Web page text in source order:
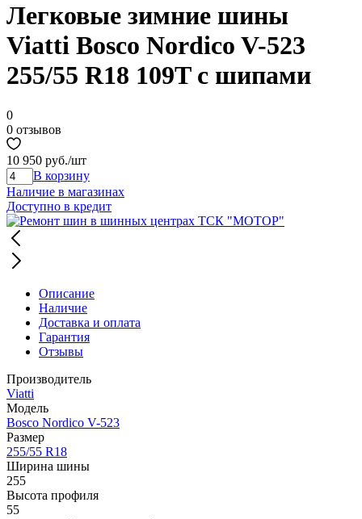
Легковые зимние шины
Viatti Bosco Nordico V-523
255/55 R18 109T с шипами
0
0 отзывов
10 950 руб./шт
В корзину
Наличие в магазинах
Доступно в кредит
Описание
Наличие
Доставка и оплата
Гарантия
Отзывы
Производитель
Viatti
Модель
Bosco Nordico V-523
Размер
255/55 R18
Ширина шины
255
Высота профиля
55